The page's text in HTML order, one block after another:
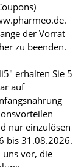
der Vorrat
zu beenden.
erhalten Sie 5
auf
nur einzulösen
bis 31.08.2026.
uns vor, die